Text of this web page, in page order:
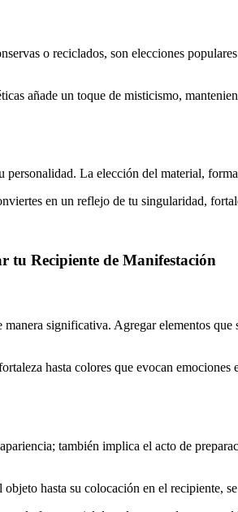
o reciclados, son elecciones
añade un toque de misticismo,
personalidad. La elección del material,
en un reflejo de tu singularidad,
tu Recipiente de Manifestación
significativa. Agregar elementos
hasta colores que evocan
también implica el acto de
hasta su colocación en el recipiente,